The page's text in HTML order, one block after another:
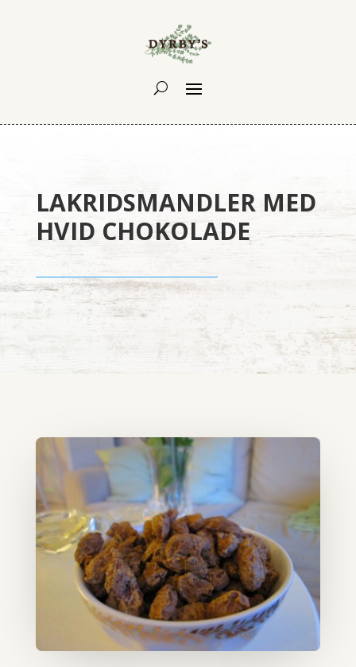
LAKRIDSMANDLER MED
HVID CHOKOLADE